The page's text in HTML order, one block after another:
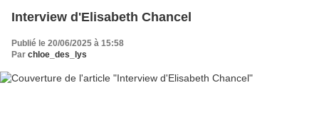
Interview d'Elisabeth Chancel
Publié le 20/06/2025 à 15:58
Par chloe_des_lys